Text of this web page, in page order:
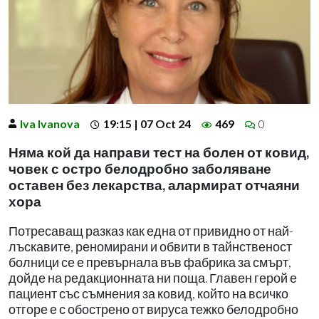
Iva Ivanova 19:15 | 07 Oct 24 469 0
Няма кой да направи тест на болен от ковид,
човек с остро белодробно заболяване
оставен без лекарства, алармират отчаяни
хора
Потресаващ разказ как една от привидно от най-
лъскавите, реномирани и обвити в тайнственост
болници се е превърнала във фабрика за смърт,
дойде на редакционната ни поща. Главен герой е
пациент със съмнения за ковид, който на всичко
отгоре е с обострено от вируса тежко белодробно